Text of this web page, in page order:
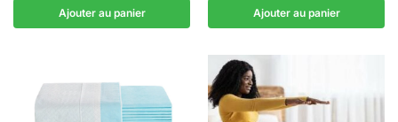
Ajouter au panier Ajouter au panier